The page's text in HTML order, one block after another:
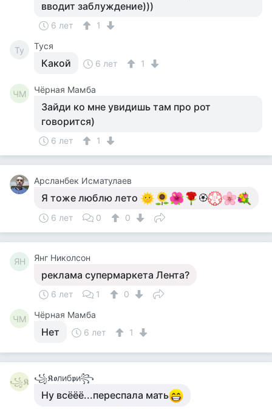
вводит заблуждение)))
6 лет 1
Ty Tycя
Какой 6 лет 1
ЧМ Чёрная Мамба
Зайди ко мне увидишь там про рот
говорится)
6 лет 1
Арсланбек Исматулаев
Я тоже люблю лето 🏵
6 лет 0 0
ЯН Янг Николсон
реклама супермаркета Лента?
6 лет 1 0
ЧМ Чёрная Мамба
Нет 6 лет 1
꧁𝕶 ꧁𝕶𝖔либ𝖕и꧂
Ну всёёё...переспала мать